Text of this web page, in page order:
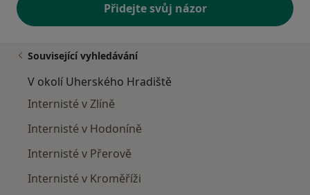
Přidejte svůj názor
Související vyhledávání
V okolí Uherského Hradiště
Internisté v Zlíně
Internisté v Hodoníně
Internisté v Přerově
Internisté v Kroměříži